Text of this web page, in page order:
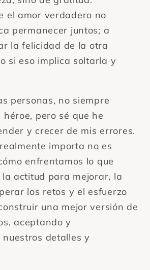
el amor verdadero no
permanecer juntos; a
la felicidad de la otra
si eso implica soltarla y
personas, no siempre
héroe, pero sé que he
y crecer de mis errores.
importa no es
enfrentamos lo que
la actitud para mejorar, la
los retos y el esfuerzo
una mejor versión de
aceptando y
detalles y